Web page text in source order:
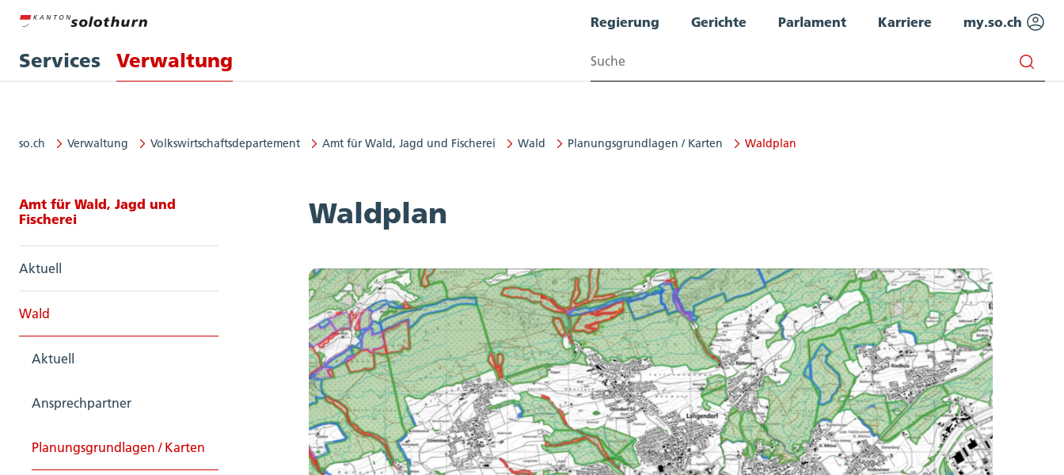
Services Verwaltung
Regierung Gerichte Parlament Karriere my.so.ch
Suchen
so.ch Verwaltung Volkswirtschaftsdepartement Amt für Wald, Jagd und Fischerei Wald Planungsgrundlagen / Karten Waldplan
Seitennavigation: Amt für Wald, Jagd und Fischerei
Amt für Wald, Jagd und
Fischerei
Aktuell
Wald
Aktuell
Ansprechpartner
Planungsgrundlagen / Karten
Waldplan